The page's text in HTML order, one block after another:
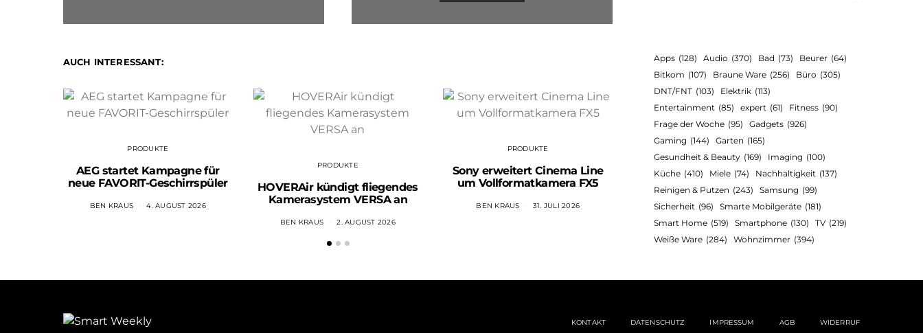
AUCH INTERESSANT:
PRODUKTE
AEG startet Kampagne für
neue FAVORIT-Geschirrspüler
BEN KRAUS 4. AUGUST 2026
PRODUKTE
HOVERAir kündigt fliegendes
Kamerasystem VERSA an
BEN KRAUS 2. AUGUST 2026
PRODUKTE
Sony erweitert Cinema Line
um Vollformatkamera FX5
BEN KRAUS 31. JULI 2026
PRODUKTE
Apps (128) Audio (370) Bad (73) Beurer (64)
Bitkom (107) Braune Ware (256) Büro (305)
DNT/FNT (103) Elektrik (113)
Entertainment (85) expert (61) Fitness (90)
Frage der Woche (95) Gadgets (926)
Gaming (144) Garten (165)
Gesundheit & Beauty (169) Imaging (100)
Küche (410) Miele (74) Nachhaltigkeit (137)
Reinigen & Putzen (243) Samsung (99)
Sicherheit (96) Smarte Mobilgeräte (181)
Smart Home (519) Smartphone (130) TV (219)
Weiße Ware (284) Wohnzimmer (394)
KONTAKT DATENSCHUTZ IMPRESSUM AGB WIDERRUF